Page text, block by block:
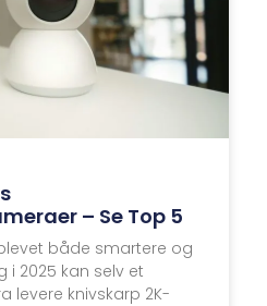
– Se Top 5
både smartere og
2025 kan selv et
levere knivskarp 2K-